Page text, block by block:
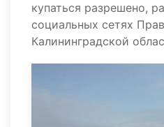
купаться разрешено,
социальных сетях
Калининградской